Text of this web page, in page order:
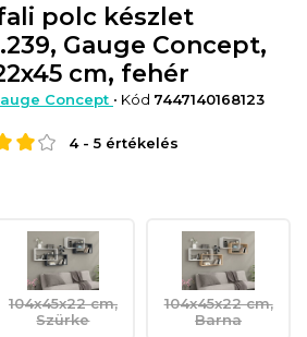
polc készlet
Gauge Concept,
cm, fehér
Concept • Kód 7447140168123
4-5értékelés
104x45x22 cm,
Szürke
104x45x22 cm,
Barna